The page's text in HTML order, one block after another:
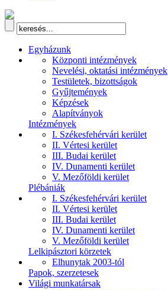
Egyházunk
Központi intézmények
Nevelési, oktatási intézmények
Testületek, bizottságok
Gyűjtemények
Képzések
Alapítványok
Intézmények
I. Székesfehérvári kerület
II. Vértesi kerület
III. Budai kerület
IV. Dunamenti kerület
V. Mezőföldi kerület
Plébániák
I. Székesfehérvári kerület
II. Vértesi kerület
III. Budai kerület
IV. Dunamenti kerület
V. Mezőföldi kerület
Lelkipásztori körzetek
Elhunytak 2003-tól
Papok, szerzetesek
Világi munkatársak